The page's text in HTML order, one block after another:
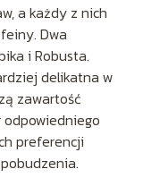
a każdy z nich
Dwa
i Robusta.
delikatna w
zawartość
preferencji